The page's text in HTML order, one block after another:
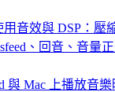
用音效與 DSP：壓
、回音、音量
與 Mac 上播放音樂